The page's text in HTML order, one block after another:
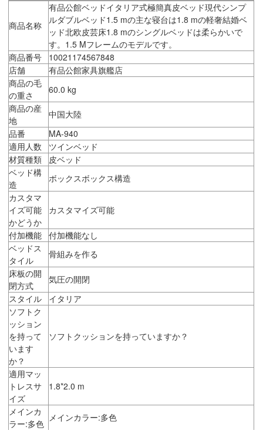
商品名称
有品公館ベッドイタリア式極簡真皮ベッド現代シンプ
ルダブルベッド1.5 mの主な寝台は1.8 mの軽奢結婚ベ
ッド北欧皮芸床1.8 mのシングルベッドは柔らかいで
す。1.5 Mフレームのモデルです。
商品番号
10021174567848
店舗
有品公館家具旗艦店
商品の毛
の重さ
60.0 kg
商品の産
地
中国大陸
品番
MA-940
適用人数
ツインベッド
材質種類
皮ベッド
ベッド構
造
ボックスボックス構造
カスタマ
イズ可能
かどうか
カスタマイズ可能
付加機能
付加機能なし
ベッドス
タイル
骨組みを作る
床板の開
閉方式
気圧の開閉
スタイル
イタリア
ソフトク
ッション
を持って
います
か？
ソフトクッションを持っていますか？
適用マッ
トレスサ
イズ
1.8*2.0 m
メインカ
ラー:多色
メインカラー:多色